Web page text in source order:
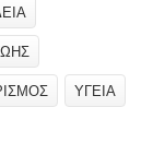
ΥΓΕΙΑ